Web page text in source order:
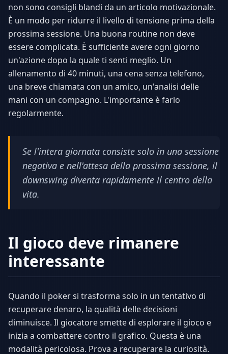
non sono consigli blandi da un articolo motivazionale.
È un modo per ridurre il livello di tensione prima della
prossima sessione. Una buona routine non deve
essere complicata. È sufficiente avere ogni giorno
un'azione dopo la quale ti senti meglio. Un
allenamento di 40 minuti, una cena senza telefono,
una breve chiamata con un amico, un'analisi delle
mani con un compagno. L'importante è farlo
regolarmente.
Se l'intera giornata consiste solo in una sessione
negativa e nell'attesa della prossima sessione, il
downswing diventa rapidamente il centro della
vita.
Il gioco deve rimanere
interessante
Quando il poker si trasforma solo in un tentativo di
recuperare denaro, la qualità delle decisioni
diminuisce. Il giocatore smette di esplorare il gioco e
inizia a combattere contro il grafico. Questa è una
modalità pericolosa. Prova a recuperare la curiosità.